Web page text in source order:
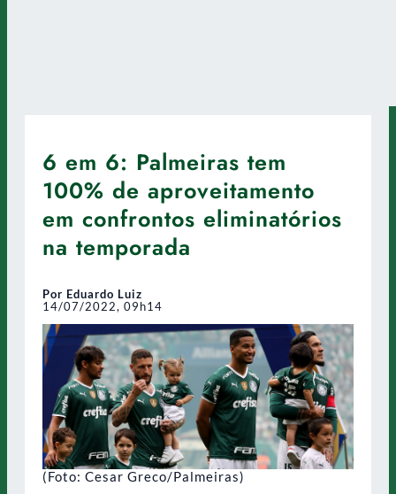
6 em 6: Palmeiras tem
100% de aproveitamento
em confrontos eliminatórios
na temporada
Por Eduardo Luiz
14/07/2022, 09h14
(Foto: Cesar Greco/Palmeiras)